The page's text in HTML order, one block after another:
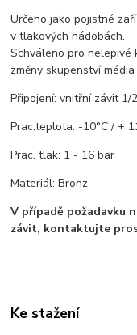
Určeno jako pojistné
v tlakových nádobách.
Schváleno pro nelepivé
změny skupenství
Připojení: vnitřní závit 1/
Prac.teplota: -10°C / +
Prac. tlak: 1 - 16 bar
Materiál: Bronz
V případě požadavku
závit, kontaktujte
Ke stažení